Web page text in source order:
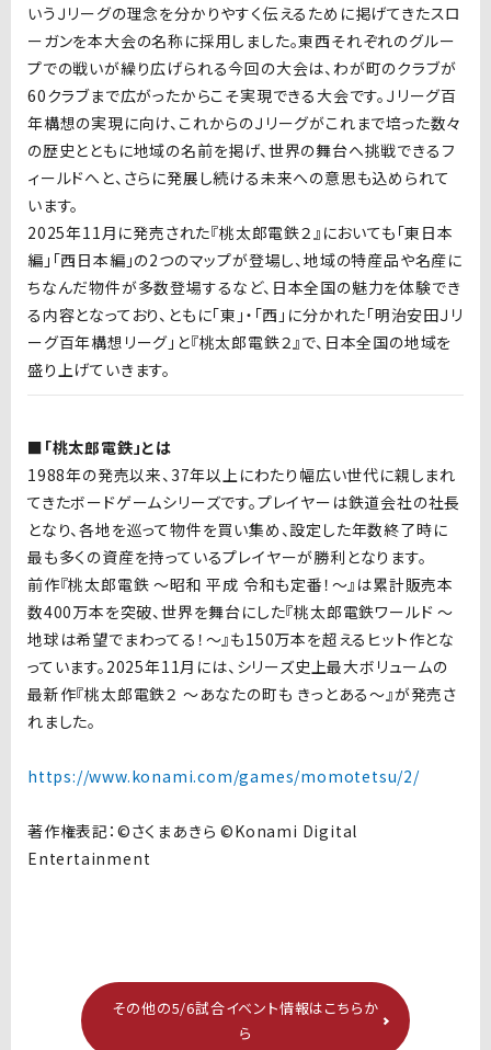
いうＪリーグの理念を分かりやすく伝えるために掲げてきたスロ
ーガンを本大会の名称に採用しました。東西それぞれのグルー
プでの戦いが繰り広げられる今回の大会は、わが町のクラブが
60クラブまで広がったからこそ実現できる大会です。Ｊリーグ百
年構想の実現に向け、これからのＪリーグがこれまで培った数々
の歴史とともに地域の名前を掲げ、世界の舞台へ挑戦できるフ
ィールドへと、さらに発展し続ける未来への意思も込められて
います。
2025年11月に発売された『桃太郎電鉄２』においても「東日本
編」「西日本編」の2つのマップが登場し、地域の特産品や名産に
ちなんだ物件が多数登場するなど、日本全国の魅力を体験でき
る内容となっており、ともに「東」・「西」に分かれた「明治安田Ｊリ
ーグ百年構想リーグ」と『桃太郎電鉄２』で、日本全国の地域を
盛り上げていきます。
■「桃太郎電鉄」とは
1988年の発売以来、37年以上にわたり幅広い世代に親しまれ
てきたボードゲームシリーズです。プレイヤーは鉄道会社の社長
となり、各地を巡って物件を買い集め、設定した年数終了時に
最も多くの資産を持っているプレイヤーが勝利となります。
前作『桃太郎電鉄 ～昭和 平成 令和も定番！～』は累計販売本
数400万本を突破、世界を舞台にした『桃太郎電鉄ワールド ～
地球は希望でまわってる！～』も150万本を超えるヒット作とな
っています。2025年11月には、シリーズ史上最大ボリュームの
最新作『桃太郎電鉄２ ～あなたの町も きっとある～』が発売さ
れました。
https://www.konami.com/games/momotetsu/2/
著作権表記：©さくまあきら ©Konami Digital
Entertainment
その他の5/6試合イベント情報はこちらか
ら